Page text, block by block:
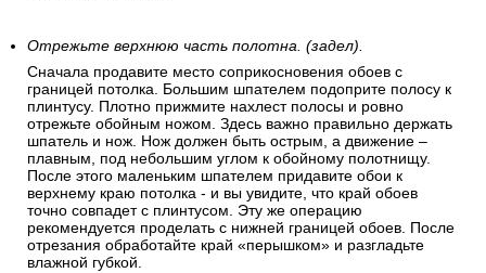
Отрежьте верхнюю часть полотна. (задел).
Сначала продавите место соприкосновения обоев с
границей потолка. Большим шпателем подоприте полосу к
плинтусу. Плотно прижмите нахлест полосы и ровно
отрежьте обойным ножом. Здесь важно правильно держать
шпатель и нож. Нож должен быть острым, а движение –
плавным, под небольшим углом к обойному полотнищу.
После этого маленьким шпателем придавите обои к
верхнему краю потолка - и вы увидите, что край обоев
точно совпадет с плинтусом. Эту же операцию
рекомендуется проделать с нижней границей обоев. После
отрезания обработайте край «перышком» и разгладьте
влажной губкой.